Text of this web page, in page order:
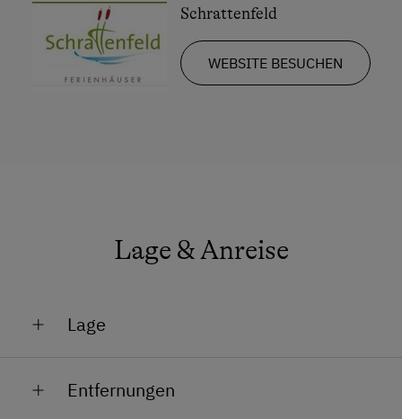
Schrattenfeld
WEBSITE BESUCHEN
Lage & Anreise
Lage
Golfplatznähe
Entfernungen